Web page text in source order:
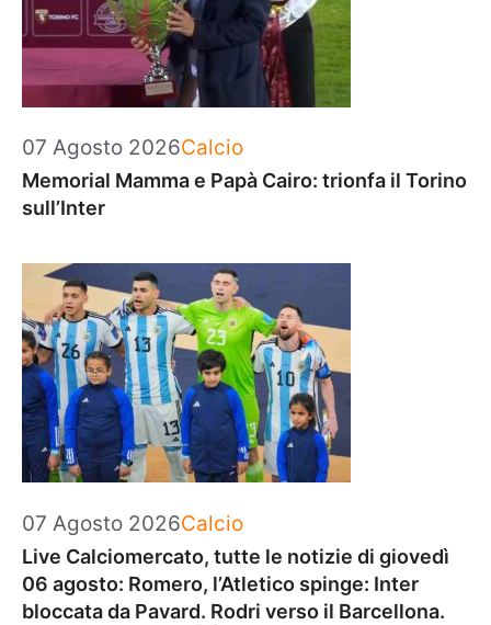
07 Agosto 2026Categorie
Calcio
Memorial Mamma e Papà Cairo: trionfa il Torino
sull’Inter
07 Agosto 2026Categorie
Calcio
Live Calciomercato, tutte le notizie di giovedì
06 agosto: Romero, l’Atletico spinge: Inter
bloccata da Pavard. Rodri verso il Barcellona.